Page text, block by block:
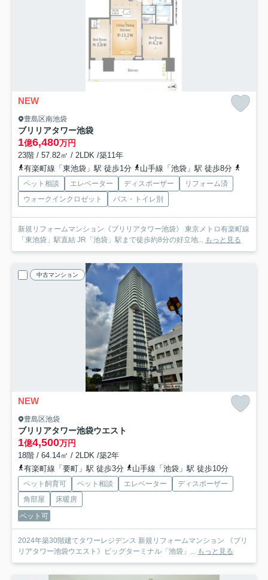
NEW
豊島区南池袋
ブリリアタワー池袋
1億6,480万円
23階 / 57.82㎡ / 2LDK /築11年
有楽町線「東池袋」駅 徒歩1分
山手線「池袋」駅 徒歩8分
ペット相談 エレベーター ディスポーザー
リフォーム済
ウォークインクロゼット
バス・トイレ別
新規リフォームマンション《ブリリアタワー池袋》 東京メトロ有楽町線
「東池袋」駅直結 JR「池袋」駅まで徒歩約8分の好立地... もっと見る
中古マンション
NEW
豊島区池袋
ブリリアタワー池袋ウエスト
1億4,500万円
18階 / 64.14㎡ / 2LDK /築2年
有楽町線「要町」駅 徒歩3分
山手線「池袋」駅 徒歩10分
ペット飼育可 ペット相談 エレベーター
ディスポーザー
角部屋
床暖房
ペット可
2024年築30階建てタワーレジデンス 新規リフォームマンション 《ブリ
リアタワー池袋ウエスト》ビッグターミナル「池袋」... もっと見る